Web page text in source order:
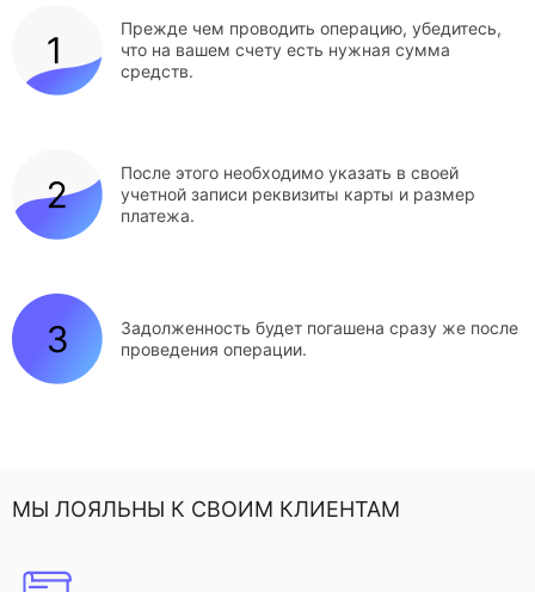
Прежде чем проводить операцию, убедитесь,
что на вашем счету есть нужная сумма
средств.
После этого необходимо указать в своей
учетной записи реквизиты карты и размер
платежа.
Задолженность будет погашена сразу же после
проведения операции.
МЫ ЛОЯЛЬНЫ К СВОИМ КЛИЕНТАМ